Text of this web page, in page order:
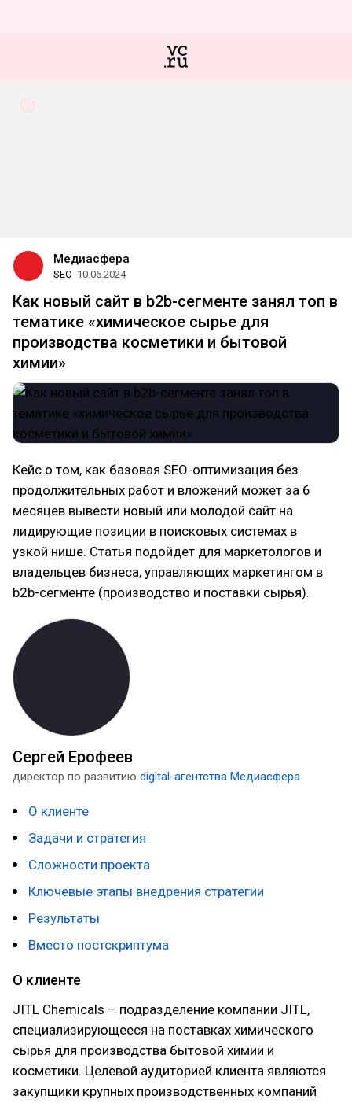
Медиасфера
SEO 10.06.2024
Как новый сайт в b2b-сегменте занял топ в
тематике «химическое сырье для
производства косметики и бытовой
химии»
Кейс о том, как базовая SEO-оптимизация без
продолжительных работ и вложений может за 6
месяцев вывести новый или молодой сайт на
лидирующие позиции в поисковых системах в
узкой нише. Статья подойдет для маркетологов и
владельцев бизнеса, управляющих маркетингом в
b2b-сегменте (производство и поставки сырья).
Сергей Ерофеев
директор по развитию digital-агентства Медиасфера
О клиенте
Задачи и стратегия
Сложности проекта
Ключевые этапы внедрения стратегии
Результаты
Вместо постскриптума
О клиенте
JITL Сhemicals – подразделение компании JITL,
специализирующееся на поставках химического
сырья для производства бытовой химии и
косметики. Целевой аудиторией клиента являются
закупщики крупных производственных компаний